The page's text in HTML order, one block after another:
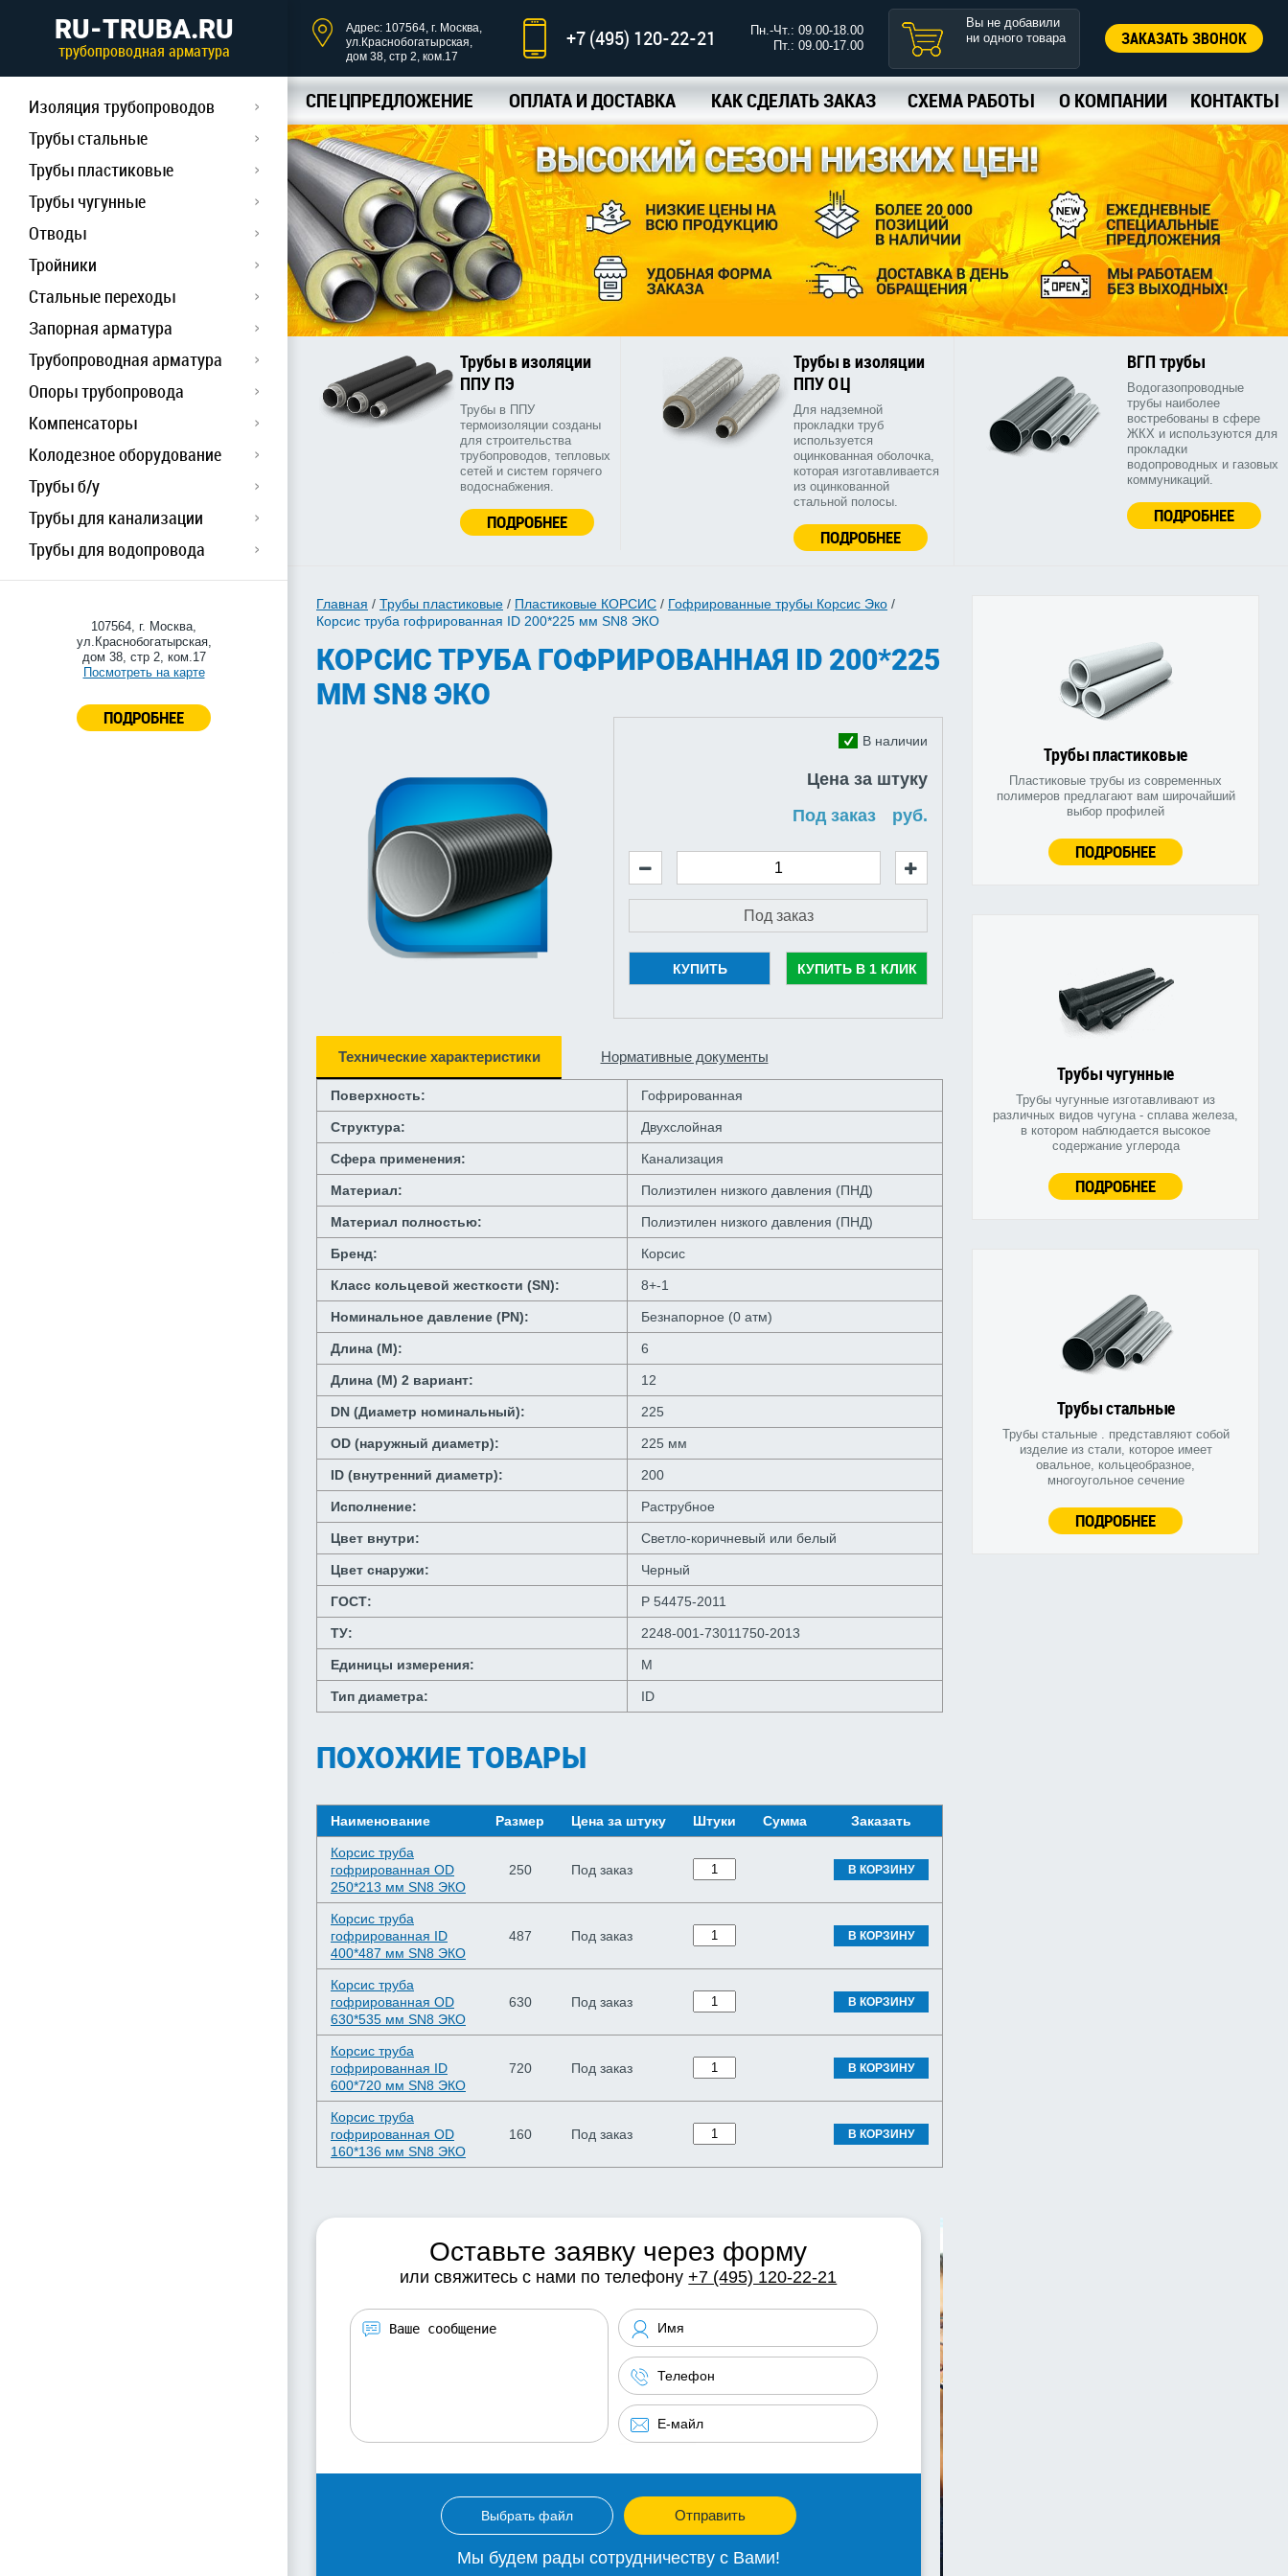
RU-TRUBA.RU
трубопроводная арматура
Изоляция трубопроводов
Трубы стальные
Трубы пластиковые
Трубы чугунные
Отводы
Тройники
Стальные переходы
Запорная арматура
Трубопроводная арматура
Опоры трубопровода
Компенсаторы
Колодезное оборудование
Трубы б/у
Трубы для канализации
Трубы для водопровода
107564, г. Москва,
ул.Краснобогатырская,
дом 38, стр 2, ком.17
Посмотреть на карте
ПОДРОБНЕЕ
Адрес: 107564, г. Москва,
ул.Краснобогатырская,
дом 38, стр 2, ком.17
+7 (495) 120-22-21
Пн.-Чт.: 09.00-18.00
Пт.: 09.00-17.00
Вы не добавили
ни одного товара
ЗАКАЗАТЬ ЗВОНОК
СПЕЦПРЕДЛОЖЕНИЕ ОПЛАТА И ДОСТАВКА КАК СДЕЛАТЬ ЗАКАЗ СХЕМА РАБОТЫ О КОМПАНИИ КОНТАКТЫ
Трубы в изоляции
ППУ ПЭ
Трубы в ППУ
термоизоляции созданы
для строительства
трубопроводов, тепловых
сетей и систем горячего
водоснабжения.
ПОДРОБНЕЕ
Трубы в изоляции
ППУ ОЦ
Для надземной
прокладки труб
используется
оцинкованная оболочка,
которая изготавливается
из оцинкованной
стальной полосы.
ПОДРОБНЕЕ
ВГП трубы
Водогазопроводные
трубы наиболее
востребованы в сфере
ЖКХ и используются для
прокладки
водопроводных и газовых
коммуникаций.
ПОДРОБНЕЕ
Трубы пластиковые
Пластиковые трубы из современных
полимеров предлагают вам широчайший
выбор профилей
ПОДРОБНЕЕ
Трубы чугунные
Трубы чугунные изготавливают из
различных видов чугуна - сплава железа,
в котором наблюдается высокое
содержание углерода
ПОДРОБНЕЕ
Трубы стальные
Трубы стальные . представляют собой
изделие из стали, которое имеет
овальное, кольцеобразное,
многоугольное сечение
ПОДРОБНЕЕ
Главная / Трубы пластиковые / Пластиковые КОРСИС / Гофрированные трубы Корсис Эко /
Корсис труба гофрированная ID 200*225 мм SN8 ЭКО
КОРСИС ТРУБА ГОФРИРОВАННАЯ ID 200*225
ММ SN8 ЭКО
В наличии
Цена за штуку
руб.
КУПИТЬ КУПИТЬ В 1 КЛИК
Технические характеристики Нормативные документы
Поверхность: Гофрированная
Структура: Двухслойная
Сфера применения: Канализация
Материал: Полиэтилен низкого давления (ПНД)
Материал полностью: Полиэтилен низкого давления (ПНД)
Бренд: Корсис
Класс кольцевой жесткости (SN): 8+-1
Номинальное давление (PN): Безнапорное (0 атм)
Длина (М): 6
Длина (М) 2 вариант: 12
DN (Диаметр номинальный): 225
OD (наружный диаметр): 225 мм
ID (внутренний диаметр): 200
Исполнение: Раструбное
Цвет внутри: Светло-коричневый или белый
Цвет снаружи: Черный
ГОСТ: Р 54475-2011
ТУ: 2248-001-73011750-2013
Единицы измерения: М
Тип диаметра: ID
ПОХОЖИЕ ТОВАРЫ
Наименование Размер Цена за штуку Штуки Сумма Заказать
Корсис труба
гофрированная OD
250*213 мм SN8 ЭКО
250 Под заказ В КОРЗИНУ
Корсис труба
гофрированная ID
400*487 мм SN8 ЭКО
487 Под заказ В КОРЗИНУ
Корсис труба
гофрированная OD
630*535 мм SN8 ЭКО
630 Под заказ В КОРЗИНУ
Корсис труба
гофрированная ID
600*720 мм SN8 ЭКО
720 Под заказ В КОРЗИНУ
Корсис труба
гофрированная OD
160*136 мм SN8 ЭКО
160 Под заказ В КОРЗИНУ
Оставьте заявку через форму
или свяжитесь с нами по телефону+7 (495) 120-22-21
Выбрать файл Отправить
Мы будем рады сотрудничеству с Вами!